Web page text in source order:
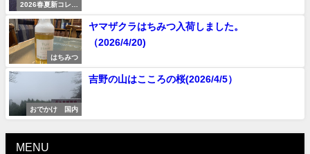
2026春夏新コレク
ション
はちみつ
ヤマザクラはちみつ入荷しました。
（2026/4/20)
おでかけ 国内
吉野の山はこころの桜(2026/4/5）
MENU